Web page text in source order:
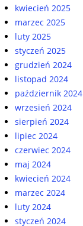
kwiecień 2025
marzec 2025
luty 2025
styczeń 2025
grudzień 2024
listopad 2024
październik 2024
wrzesień 2024
sierpień 2024
lipiec 2024
czerwiec 2024
maj 2024
kwiecień 2024
marzec 2024
luty 2024
styczeń 2024